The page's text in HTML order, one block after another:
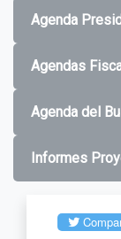
Agenda
Agendas
Agenda del
Informes